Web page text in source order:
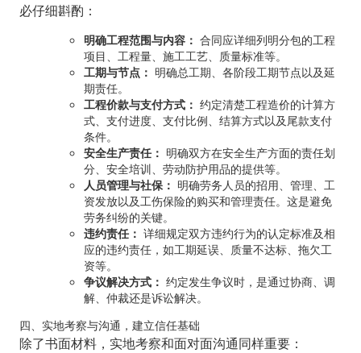
必仔细斟酌：
明确工程范围与内容： 合同应详细列明分包的工程
项目、工程量、施工工艺、质量标准等。
工期与节点： 明确总工期、各阶段工期节点以及延
期责任。
工程价款与支付方式： 约定清楚工程造价的计算方
式、支付进度、支付比例、结算方式以及尾款支付
条件。
安全生产责任： 明确双方在安全生产方面的责任划
分、安全培训、劳动防护用品的提供等。
人员管理与社保： 明确劳务人员的招用、管理、工
资发放以及工伤保险的购买和管理责任。这是避免
劳务纠纷的关键。
违约责任： 详细规定双方违约行为的认定标准及相
应的违约责任，如工期延误、质量不达标、拖欠工
资等。
争议解决方式： 约定发生争议时，是通过协商、调
解、仲裁还是诉讼解决。
四、实地考察与沟通，建立信任基础
除了书面材料，实地考察和面对面沟通同样重要：